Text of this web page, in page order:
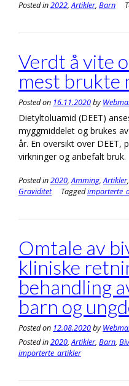
Posted in2022,Artikler, Barn
Verdt å vite
mest brukte
Posted on 16.11.2020by
Dietyltoluamid (DEET)
myggmiddelet og brukes
år. En oversikt over DEET,
virkninger og anbefalt bruk.
Posted in2020,Amming,Artikler,
Graviditet
Tagged
Omtale av
kliniske
behandling
barn og
Posted on 12.08.2020by
Posted in2020,Artikler, Barn,
importerte_artikler